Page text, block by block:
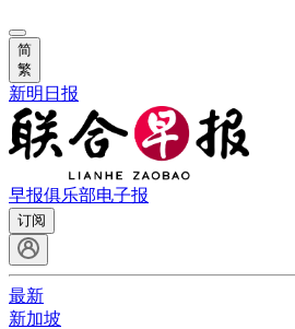
简
繁
新明日报
早报俱乐部电子报
订阅
最新
新加坡